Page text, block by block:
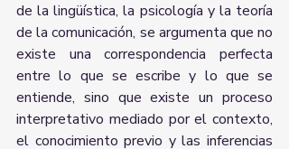
de la lingüística, la psicología y la teoría
de la comunicación, se argumenta que no
existe una correspondencia perfecta
entre lo que se escribe y lo que se
entiende, sino que existe un proceso
interpretativo mediado por el contexto,
el conocimiento previo y las inferencias